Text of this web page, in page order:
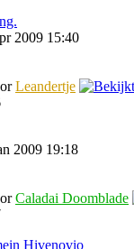
2009 15:40
Leandertje
2009 19:18
Caladai Doomblade
Hivenovio